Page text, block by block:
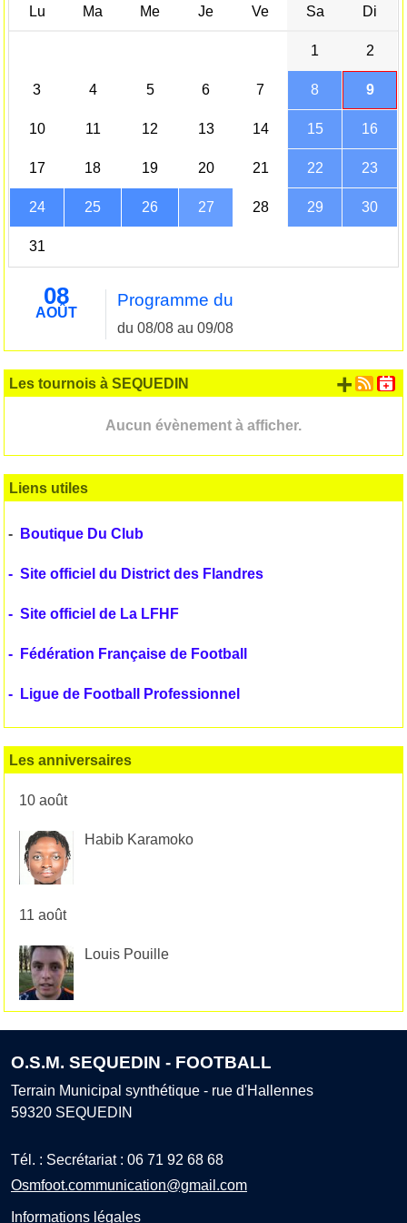
Lu Ma Me Je Ve Sa Di
1 2
3 4 5 6 7 8 9
10 11 12 13 14 15 16
17 18 19 20 21 22 23
24 25 26 27 28 29 30
31
08
AOÛT
Programme du
du 08/08 au 09/08
Les tournois à SEQUEDIN
Aucun évènement à afficher.
+
Liens utiles
- Boutique Du Club
- Site officiel du District des Flandres
- Site officiel de La LFHF
- Fédération Française de Football
- Ligue de Football Professionnel
Les anniversaires
10 août
Habib Karamoko
11 août
Louis Pouille
O.S.M. SEQUEDIN - FOOTBALL
Terrain Municipal synthétique - rue d'Hallennes
59320 SEQUEDIN
Tél. : Secrétariat : 06 71 92 68 68
Osmfoot.communication@gmail.com
Informations légales